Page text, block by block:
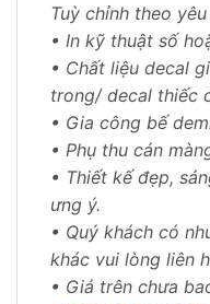
Tuỳ chỉnh theo yêu
• In kỹ thuật số
• Chất liệu decal
trong/ decal thiếc
• Gia công bế
• Phụ thu cán
• Thiết kế đẹp,
ưng ý.
• Quý khách có
khác vui lòng liên
• Giá trên chưa